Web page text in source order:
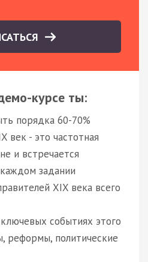
курсе ты:
порядка 60-70%
век - это частотная
и встречается
задании
XIX века всего
событиях этого
реформы, политические